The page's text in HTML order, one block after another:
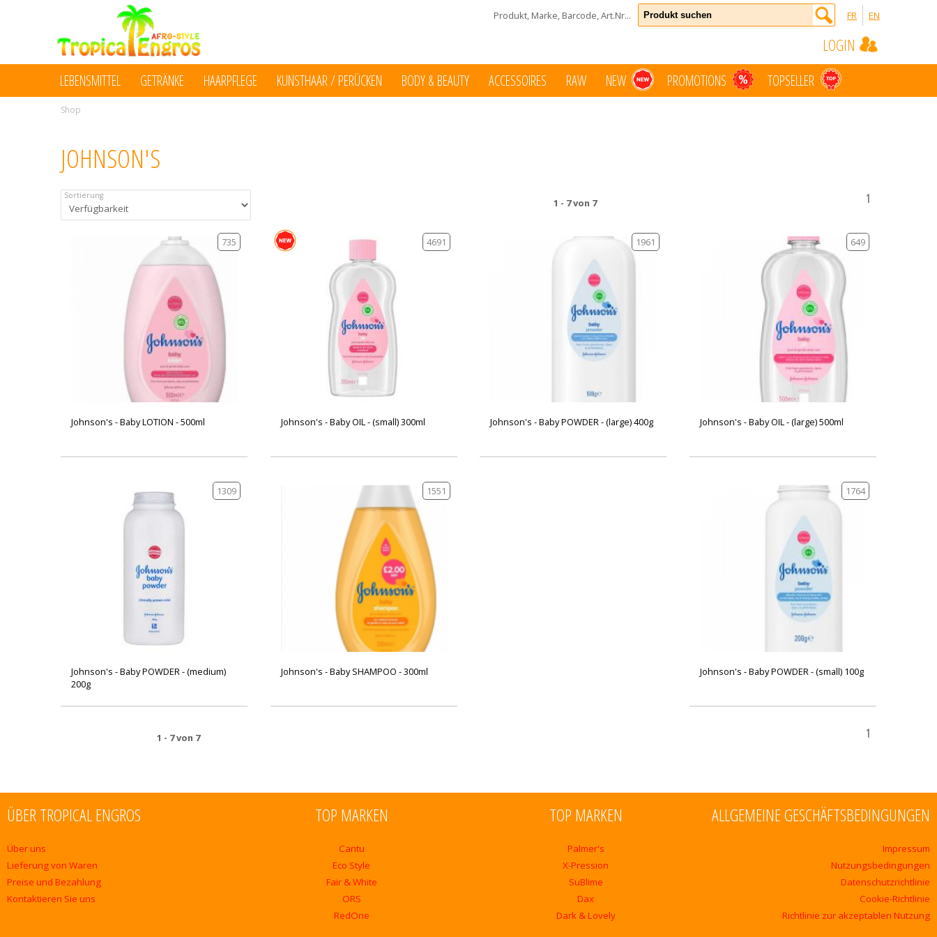
FR EN
Produkt, Marke, Barcode, Art.Nr...
LOGIN
LEBENSMITTEL GETRÄNKE HAARPFLEGE KUNSTHAAR / PERÜCKEN BODY & BEAUTY ACCESSOIRES RAW NEW PROMOTIONS TOPSELLER
Shop
JOHNSON'S
Sortierung
1 - 7 von 7 1
Johnson's - Baby LOTION - 500ml
735
Johnson's - Baby OIL - (large) 500ml
649
Johnson's - Baby OIL - (small) 300ml
4691
Johnson's - Baby POWDER - (large) 400g
1961
Johnson's - Baby POWDER - (medium)
200g
1309
Johnson's - Baby POWDER - (small) 100g
1764
Johnson's - Baby SHAMPOO - 300ml
1551
1 - 7 von 7 1
ÜBER TROPICAL ENGROS
Über uns
Lieferung von Waren
Preise und Bezahlung
Kontaktieren Sie uns
ALLGEMEINE GESCHÄFTSBEDINGUNGEN
Impressum
Nutzungsbedingungen
Datenschutzrichtlinie
Cookie-Richtlinie
Richtlinie zur akzeptablen Nutzung
TOP MARKEN
Cantu
Eco Style
Fair & White
ORS
RedOne
TOP MARKEN
Palmer's
X-Pression
SuBlime
Dax
Dark & Lovely